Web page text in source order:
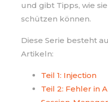
und gibt Tipps, wie
schützen können.
Diese Serie besteht
Artikeln:
Teil 1: Injection
Teil 2: Fehler in